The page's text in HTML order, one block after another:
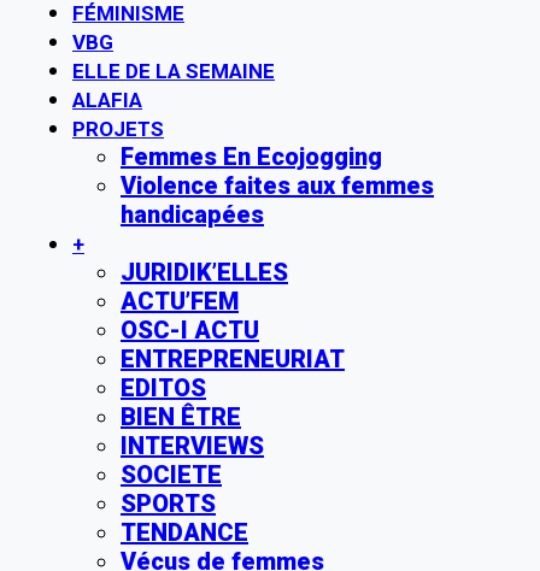
FÉMINISME
VBG
ELLE DE LA SEMAINE
ALAFIA
PROJETS
Femmes En Ecojogging
Violence faites aux femmes
handicapées
+
JURIDIK’ELLES
ACTU’FEM
OSC-I ACTU
ENTREPRENEURIAT
EDITOS
BIEN ÊTRE
INTERVIEWS
SOCIETE
SPORTS
TENDANCE
Vécus de femmes